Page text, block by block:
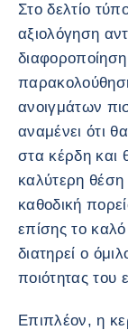
Στο δελτίο
αξιολόγηση
ανοιγμάτων
αναμένει ότι
στα κέρδη και
καλύτερη θέση
καθοδική
επίσης το
διατηρεί ο
ποιότητας του
Επιπλέον, η